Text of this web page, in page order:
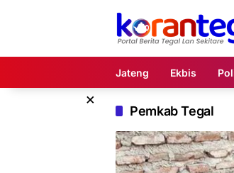
Jateng Ekbis
×
Pemkab Tegal